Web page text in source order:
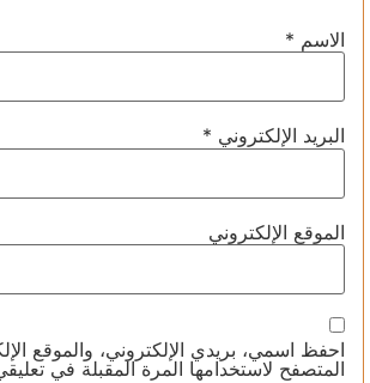
الاسم *
البريد الإلكتروني *
الموقع الإلكتروني
احفظ اسمي، بريدي الإلكتروني، والموقع
المتصفح لاستخدامها المرة المقبلة في